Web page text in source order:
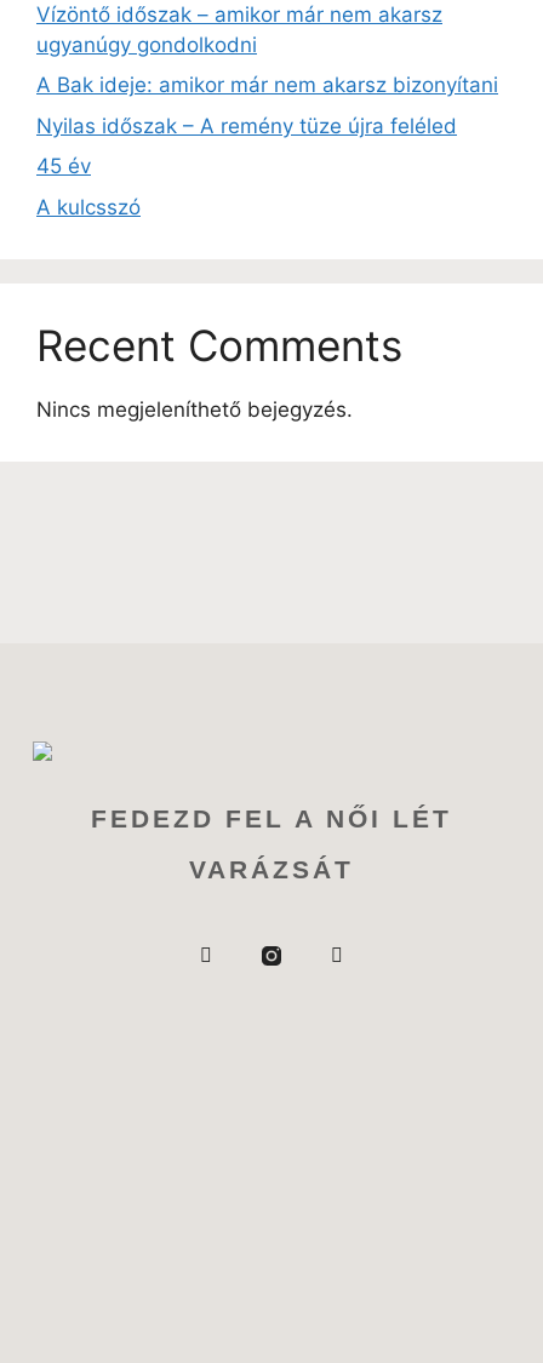
Vízöntő időszak – amikor már nem akarsz
ugyanúgy gondolkodni
A Bak ideje: amikor már nem akarsz bizonyítani
Nyilas időszak – A remény tüze újra feléled
45 év
A kulcsszó
Recent Comments
Nincs megjeleníthető bejegyzés.
FEDEZD FEL A NŐI LÉT
VARÁZSÁT